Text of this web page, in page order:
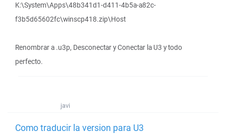
K:\System\Apps\48b341d1-d411-4b5a-a82c-
f3b5d65602fc\winscp418.zip\Host
Renombrar a .u3p, Desconectar y Conectar la U3 y todo
perfecto.
javi
Como traducir la version para U3